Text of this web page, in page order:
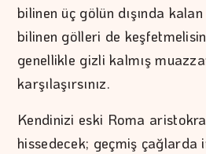
bilinen üç gölün dışında
bilinen gölleri de
genellikle gizli kalmış
karşılaşırsınız.
Kendinizi eski Roma
hissedecek; geçmiş çağlarda